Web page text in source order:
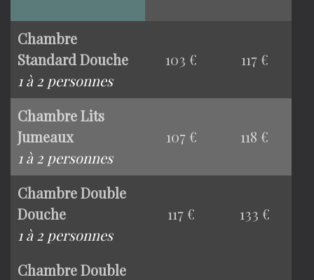
Chambre
Standard Douche
1 à 2 personnes
103 € 117 €
Chambre Lits
Jumeaux
1 à 2 personnes
107 € 118 €
Chambre Double
Douche
1 à 2 personnes
117 € 133 €
Chambre Double